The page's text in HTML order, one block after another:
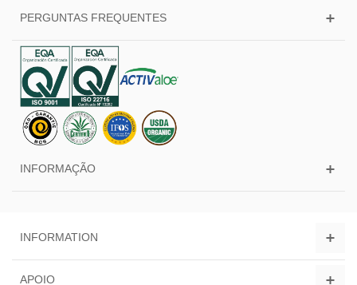
PERGUNTAS FREQUENTES
INFORMAÇÃO
INFORMATION
APOIO